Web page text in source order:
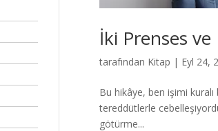
İki Prenses
tarafından Kitap | Eyl 24,
Bu hikâye, ben işimi kuralı
tereddütlerle
götürme...